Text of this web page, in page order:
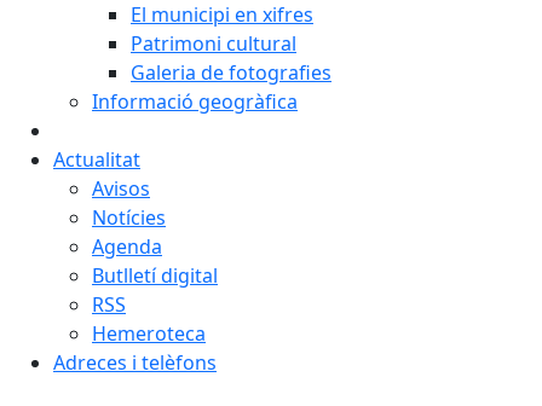
El municipi en xifres
Patrimoni cultural
Galeria de fotografies
Informació geogràfica
Actualitat
Avisos
Notícies
Agenda
Butlletí digital
RSS
Hemeroteca
Adreces i telèfons